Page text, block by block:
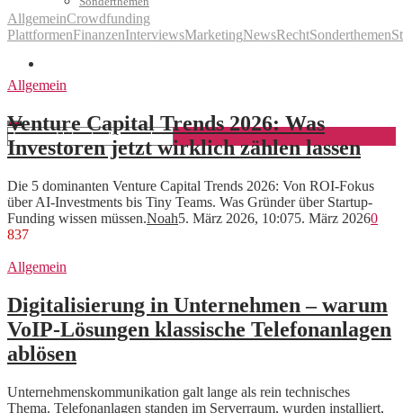
AllgemeinCrowdfunding
PlattformenFinanzenInterviewsMarketingNewsRechtSonderthemen
Allgemein
Venture Capital Trends 2026: Was
Investoren jetzt wirklich zählen lassen
Die 5 dominanten Venture Capital Trends 2026: Von ROI-Fokus
über AI-Investments bis Tiny Teams. Was Gründer über Startup-
Funding wissen müssen.Noah5. März 2026, 10:075. März 20260
837
Allgemein
Digitalisierung in Unternehmen – warum
VoIP-Lösungen klassische Telefonanlagen
ablösen
Unternehmenskommunikation galt lange als rein technisches
Thema. Telefonanlagen standen im Serverraum, wurden installiert,